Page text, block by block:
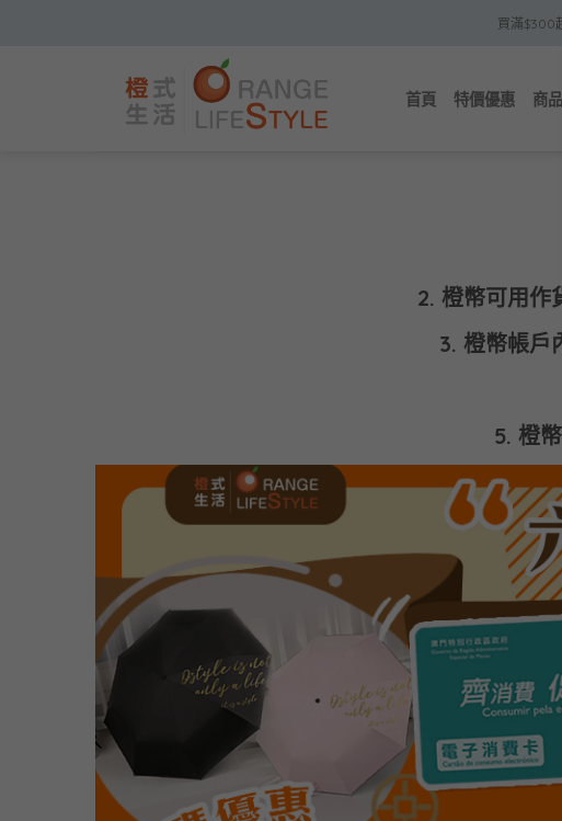
買滿$300
首頁 特價優惠 商
2. 橙幣可用作
3. 橙幣帳戶
5. 橙